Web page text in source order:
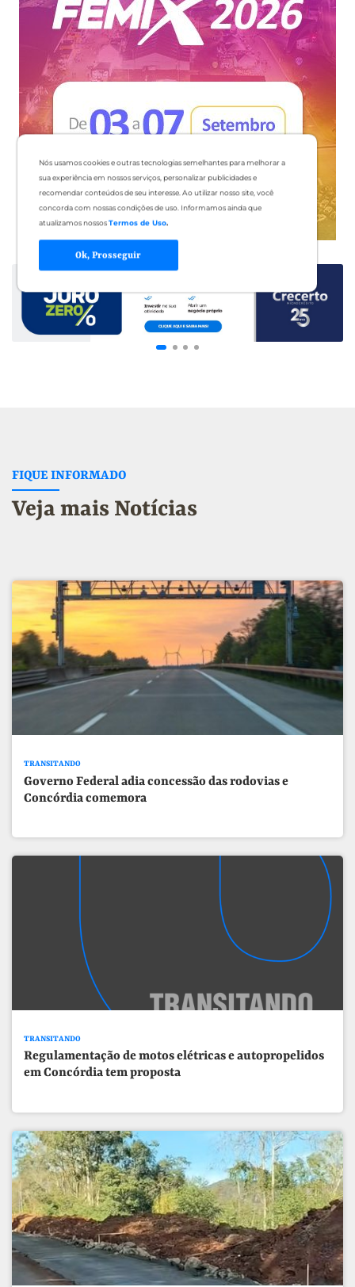
Nós usamos cookies e outras tecnologias semelhantes para melhorar a
sua experiência em nossos serviços, personalizar publicidades e
recomendar conteúdos de seu interesse. Ao utilizar nosso site, você
concorda com nossas condições de uso. Informamos ainda que
atualizamos nossosTermos de Uso.
Ok, Prosseguir
FIQUE INFORMADO
Veja mais Notícias
TRANSITANDO
Governo Federal adia concessão das rodovias e
Concórdia comemora
TRANSITANDO
Regulamentação de motos elétricas e autopropelidos
em Concórdia tem proposta